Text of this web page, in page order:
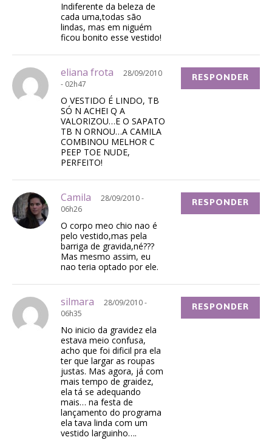
Indiferente da beleza de
cada uma,todas são
lindas, mas em niguém
ficou bonito esse vestido!
eliana frota
28/09/2010
- 02h47
O VESTIDO É LINDO, TB
SÓ N ACHEI Q A
VALORIZOU…E O SAPATO
TB N ORNOU…A CAMILA
COMBINOU MELHOR C
PEEP TOE NUDE,
PERFEITO!
RESPONDER
Camila
28/09/2010 -
06h26
O corpo meo chio nao é
pelo vestido,mas pela
barriga de gravida,né???
Mas mesmo assim, eu
nao teria optado por ele.
RESPONDER
silmara
28/09/2010 -
06h35
No inicio da gravidez ela
estava meio confusa,
acho que foi dificil pra ela
ter que largar as roupas
justas. Mas agora, já com
mais tempo de graidez,
ela tá se adequando
mais… na festa de
lançamento do programa
ela tava linda com um
vestido larguinho….
RESPONDER